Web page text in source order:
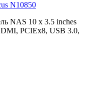
N10850
NAS 10 x 3.5 inches
PCIEx8, USB 3.0,